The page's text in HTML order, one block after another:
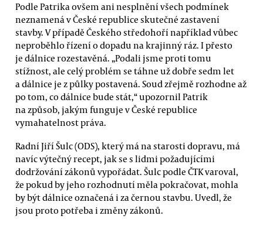
Podle Patrika ovšem ani nesplnění všech podmínek
neznamená v České republice skutečné zastavení
stavby. V případě Českého středohoří například vůbec
neproběhlo řízení o dopadu na krajinný ráz. I přesto
je dálnice rozestavěná. „Podali jsme proti tomu
stížnost, ale celý problém se táhne už dobře sedm let
a dálnice je z půlky postavená. Soud zřejmě rozhodne až
po tom, co dálnice bude stát,“ upozornil Patrik
na způsob, jakým funguje v České republice
vymahatelnost práva.
Radní Jiří Šulc (ODS), který má na starosti dopravu, má
navíc výtečný recept, jak se s lidmi požadujícími
dodržování zákonů vypořádat. Šulc podle ČTK varoval,
že pokud by jeho rozhodnutí měla pokračovat, mohla
by být dálnice označená i za černou stavbu. Uvedl, že
jsou proto potřeba i změny zákonů.